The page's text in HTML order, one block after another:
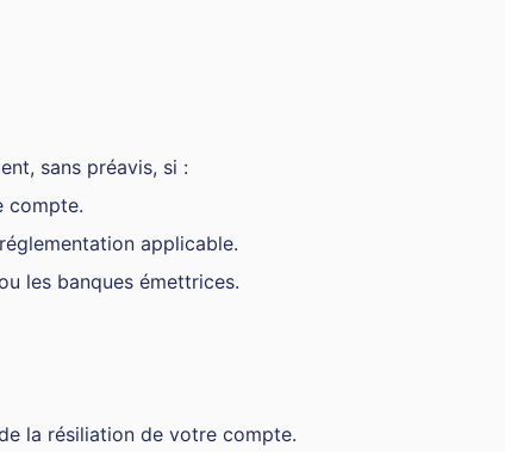
sans préavis, si :
compte.
applicable.
les banques émettrices.
la résiliation de votre compte.